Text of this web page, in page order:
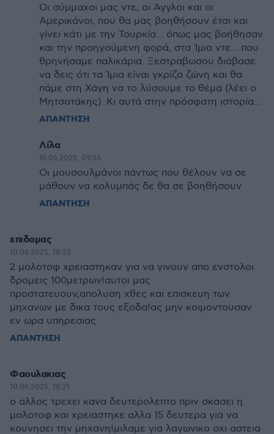
Οι σύμμαχοι μας ντε, οι Άγγλοι και οι
Αμερικάνοι, που θα μας βοηθήσουν έτσι και
γίνει κάτι με την Τουρκία... όπως μας βοήθησαν
και την προηγούμενη φορά, στα Ίμια ντε... που
θρηνήσαμε παλικάρια. Ξεστραβωσου διάβασε
να δεις ότι τα Ίμια είναι γκρίζα ζώνη και θα
πάμε στη Χάγη να το λύσουμε το θέμα (λέει ο
Μητσοτάκης). Κι αυτά στην πρόσφατη ιστορία...
ΑΠΑΝΤΗΣΗ
Λίλα
16.06.2025, 09:56
Οι μουσουλμάνοι πάντως που θέλουν να σε
μάθουν να κολυμπάς δε θα σε βοηθήσουν
ΑΠΑΝΤΗΣΗ
επιδομας
10.06.2025, 18:22
2 μολοτοφ χρειαστηκαν για να γινουν απο ενστολοι
δρομεις 100μετρων!αυτοι μας
προστατευουν,απολυση χθες και επισκευη των
μηχανων με δικα τους εξοδα!ας μην κοιμοντουσαν
εν ωρα υπηρεσιας
ΑΠΑΝΤΗΣΗ
Φαουλακιας
10.06.2025, 18:21
ο αλλος τρεχει κανα δευτερολεπτο πριν σκασει η
μολοτοφ και χρειαστηκε αλλα 15 δευτερα για να
κουνησει την μηχανη!μιλαμε για λαγωνικο οχι αστεια